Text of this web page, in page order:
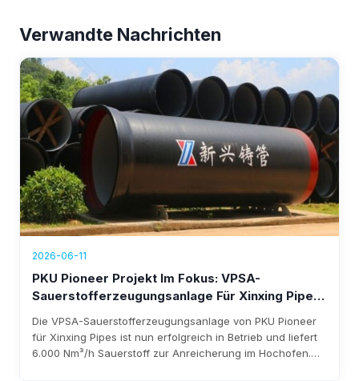
Verwandte Nachrichten
2026-06-11
PKU Pioneer Projekt Im Fokus: VPSA-
Sauerstofferzeugungsanlage Für Xinxing Pipes
1,76 Millionen US-Dollar
Die VPSA-Sauerstofferzeugungsanlage von PKU Pioneer
für Xinxing Pipes ist nun erfolgreich in Betrieb und liefert
6.000 Nm³/h Sauerstoff zur Anreicherung im Hochofen.